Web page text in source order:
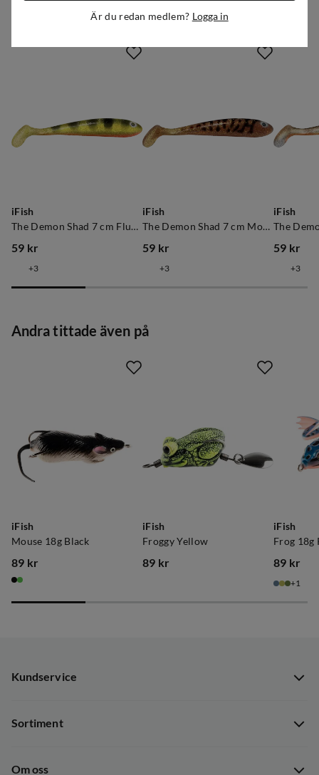
One size
Liknande produkter
iFish
The Demon Shad 7 cm Fluo Perch
price
59 kr
3
iFish
The Demon Shad 7 cm Motoroil
price
59 kr
3
iFish
price
59 kr
3
Andra tittade även på
iFish
Mouse 18g Black
price
89 kr
iFish
Froggy Yellow
89 kr
iFish
Frog 18g
price
89 kr
1
Kundservice
Dataskyddspolicy
Sortiment
Om oss
Är du redan medlem? Logga in